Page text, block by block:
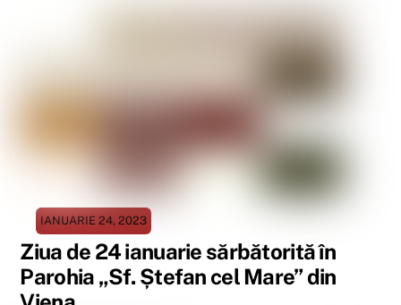
IANUARIE 24, 2023
Ziua de 24 ianuarie sărbătorită în
Parohia „Sf. Ștefan cel Mare” din